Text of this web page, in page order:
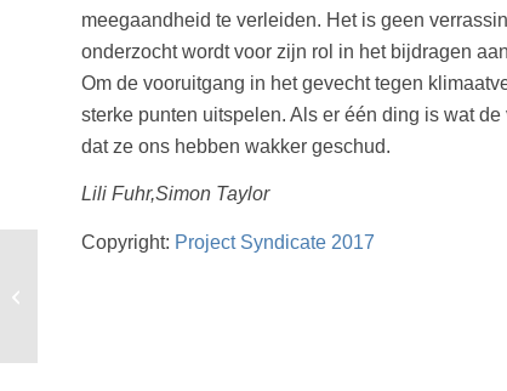
meegaandheid te verleiden. Het is geen
onderzocht wordt voor zijn rol in het bijdragen
Om de vooruitgang in het gevecht tegen
sterke punten uitspelen. Als er één ding is wat
dat ze ons hebben wakker geschud.
Lili Fuhr,Simon Taylor
Copyright: Project Syndicate 2017